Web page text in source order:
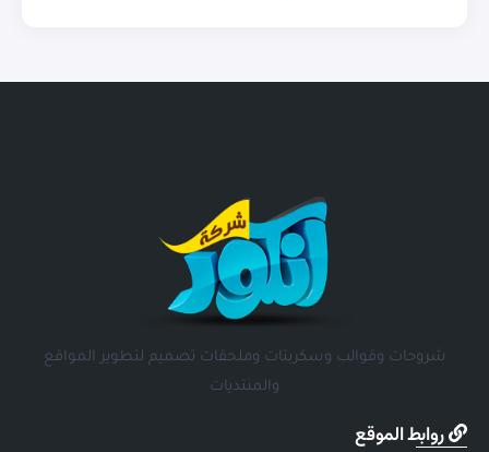
شروحات وقوالب وسكربتات وملحقات تصميم لتطوير المواقع
والمنتديات
روابط الموقع